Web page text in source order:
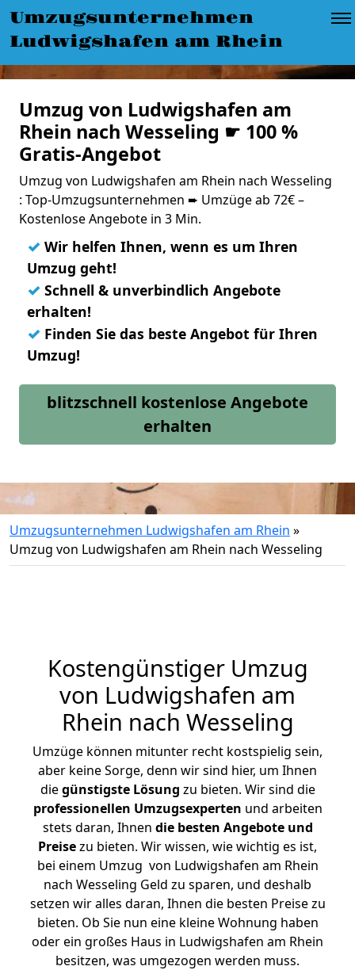
Umzugsunternehmen
Ludwigshafen am Rhein
Umzug von Ludwigshafen am
Rhein nach Wesseling ☛ 100 %
Gratis-Angebot
Umzug von Ludwigshafen am Rhein nach Wesseling
: Top-Umzugsunternehmen ➨ Umzüge ab 72€ –
Kostenlose Angebote in 3 Min.
✓ Wir helfen Ihnen, wenn es um Ihren
Umzug geht!
✓ Schnell & unverbindlich Angebote
erhalten!
✓ Finden Sie das beste Angebot für Ihren
Umzug!
blitzschnell kostenlose Angebote
erhalten
Umzugsunternehmen Ludwigshafen am Rhein »
Umzug von Ludwigshafen am Rhein nach Wesseling
Kostengünstiger Umzug
von Ludwigshafen am
Rhein nach Wesseling
Umzüge können mitunter recht kostspielig sein,
aber keine Sorge, denn wir sind hier, um Ihnen
diegünstigste Lösung zu bieten. Wir sind die
professionellen Umzugsexperten und arbeiten
stets daran, Ihnen die besten Angebote und
Preisezu bieten. Wir wissen, wie wichtig es ist,
bei einem Umzug von Ludwigshafen am Rhein
nach Wesseling Geld zu sparen, und deshalb
setzen wir alles daran, Ihnen die besten Preise zu
bieten. Ob Sie nun eine kleine Wohnung haben
oder ein großes Haus in Ludwigshafen am Rhein
besitzen, was umgezogen werden muss.